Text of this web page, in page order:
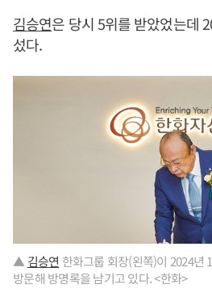
김승연은 당시 5위를 받았었는데
섰다.
▲ 김승연 한화그룹 회장(왼쪽)이 2024년
방문해 방명록을 남기고 있다. <한화>